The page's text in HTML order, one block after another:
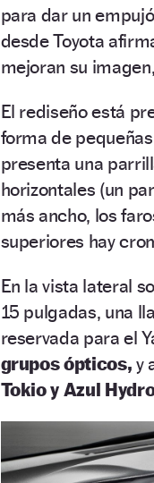
para dar un
desde Toyota
mejoran su
El rediseño está
forma de
presenta una
horizontales (un
más ancho, los
superiores hay
En la vista lateral
15 pulgadas, una
reservada para el
grupos ópticos, y
Tokio y Azul